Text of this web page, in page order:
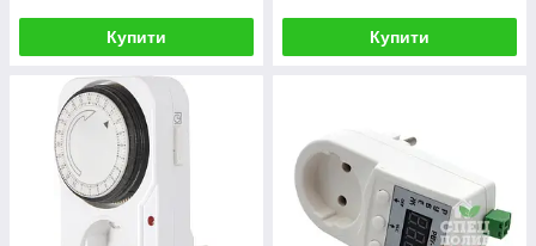
Купити Купити